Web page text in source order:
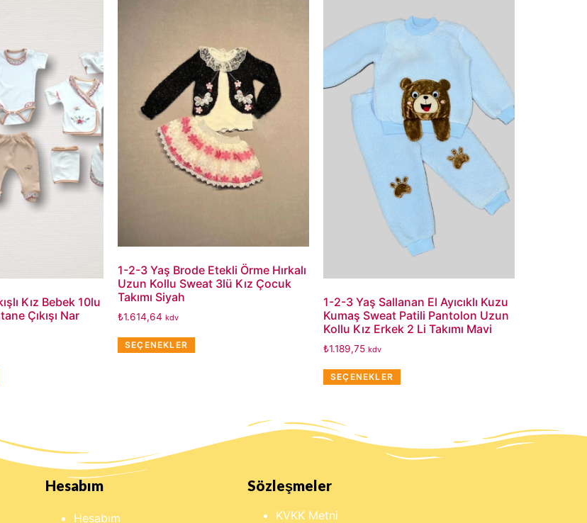
Kız Bebek 10lu
Çıkışı Nar
1-2-3 Yaş Brode Etekli Örme Hırkalı
Uzun Kollu Sweat 3lü Kız Çocuk
Takımı Siyah
₺1.614,64 kdv
SEÇENEKLER
1-2-3 Yaş Sallanan El Ayıcıklı Kuzu
Kumaş Sweat Patili Pantolon Uzun
Kollu Kız Erkek 2 Li Takımı Mavi
₺1.189,75 kdv
SEÇENEKLER
Hesabım
Hesabım
Sözleşmeler
KVKK Metni